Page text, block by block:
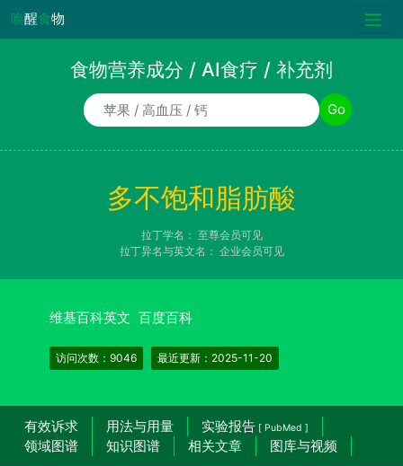
唤醒食物
食物营养成分 / AI食疗 / 补充剂
食物/AI食疗诉求/补充剂名称 Go
多不饱和脂肪酸
拉丁学名： 至尊会员可见
拉丁异名与英文名： 企业会员可见
维基百科英文 百度百科
访问次数：9046 最近更新：2025-11-20
有效诉求 用法与用量 实验报告 [ PubMed ]
领域图谱 知识图谱 相关文章 图库与视频